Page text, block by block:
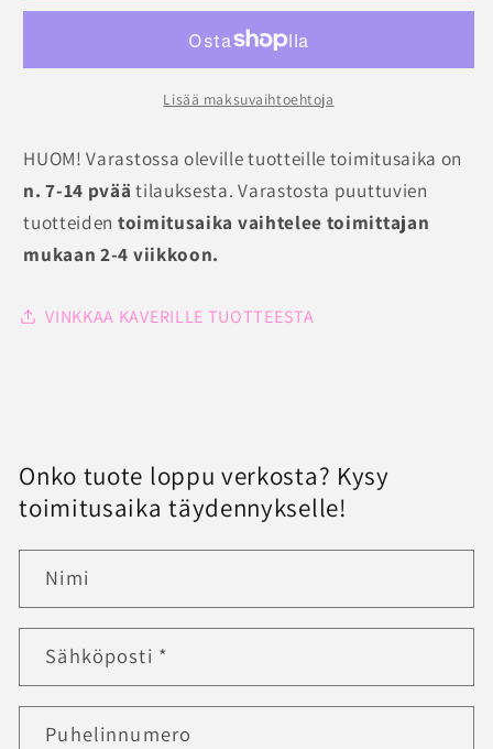
määrää
Jane
määrää
Lisää maksuvaihtoehtoja
HUOM! Varastossa oleville tuotteille toimitusaika on
n. 7-14 pvää tilauksesta. Varastosta puuttuvien
tuotteiden toimitusaika vaihtelee toimittajan
mukaan 2-4 viikkoon.
VINKKAA KAVERILLE TUOTTEESTA
Onko tuote loppu verkosta? Kysy
toimitusaika täydennykselle!
Nimi
Sähköposti *
Puhelinnumero